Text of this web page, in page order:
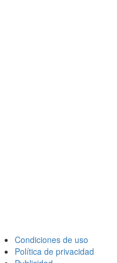
Condiciones de uso
Política de privacidad